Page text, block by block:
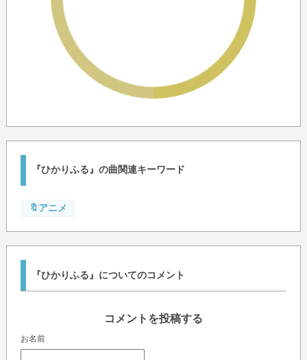
『ひかりふる』の曲関連キーワード
🔖アニメ
『ひかりふる』についてのコメント
コメントを投稿する
お名前